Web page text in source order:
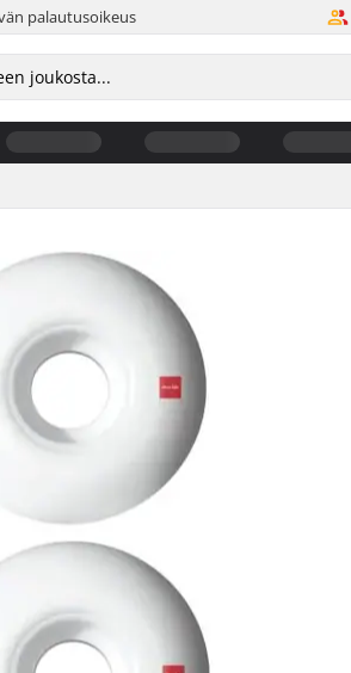
palautusoikeus